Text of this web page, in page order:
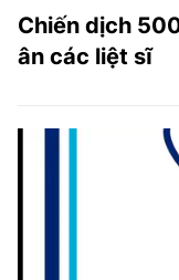
Chiến dịch
ân các liệt sĩ